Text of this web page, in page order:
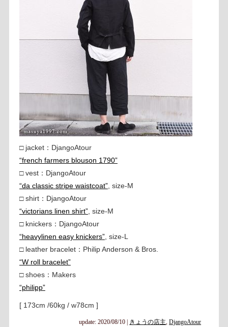
□ jacket：DjangoAtour
“french farmers blouson 1790”
□ vest：DjangoAtour
“da classic stripe waistcoat”, size-M
□ shirt：DjangoAtour
“victorians linen shirt”, size-M
□ knickers：DjangoAtour
“heavylinen easy knickers”, size-L
□ leather bracelet：Philip Anderson & Bros.
“W roll bracelet”
□ shoes：Makers
“philipp”
[ 173cm /60kg / w78cm ]
update: 2020/08/10 | きょうの店主 ,DjangoAtour